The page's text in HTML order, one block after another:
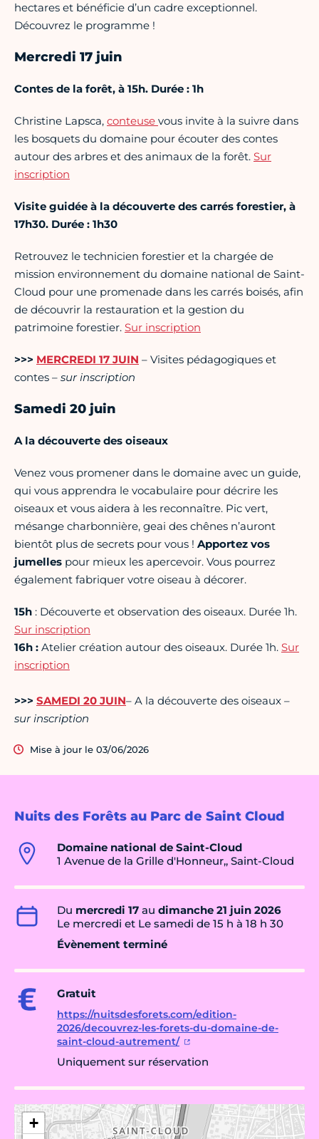
Nuits des Forêts au Parc de Saint Cloud
Domaine national de Saint-Cloud
1 Avenue de la Grille d'Honneur,, Saint-Cloud
Du mercredi 17 au dimanche 21 juin 2026
Le mercredi et Le samedi de 15 h à 18 h 30
Évènement terminé
Gratuit
https://nuitsdesforets.com/edition-
2026/decouvrez-les-forets-du-domaine-de-
saint-cloud-autrement/
Uniquement sur réservation
+
hectares et bénéficie d’un cadre exceptionnel.
Découvrez le programme !
Mercredi 17 juin
Contes de la forêt, à 15h. Durée : 1h
Christine Lapsca, conteuse vous invite à la suivre dans
les bosquets du domaine pour écouter des contes
autour des arbres et des animaux de la forêt. Sur
inscription
Visite guidée à la découverte des carrés forestier, à
17h30. Durée : 1h30
Retrouvez le technicien forestier et la chargée de
mission environnement du domaine national de Saint-
Cloud pour une promenade dans les carrés boisés, afin
de découvrir la restauration et la gestion du
patrimoine forestier. Sur inscription
>>> MERCREDI 17 JUIN – Visites pédagogiques et
contes – sur inscription
Samedi 20 juin
A la découverte des oiseaux
Venez vous promener dans le domaine avec un guide,
qui vous apprendra le vocabulaire pour décrire les
oiseaux et vous aidera à les reconnaître. Pic vert,
mésange charbonnière, geai des chênes n’auront
bientôt plus de secrets pour vous ! Apportez vos
jumelles pour mieux les apercevoir. Vous pourrez
également fabriquer votre oiseau à décorer.
15h : Découverte et observation des oiseaux. Durée 1h.
Sur inscription
16h : Atelier création autour des oiseaux. Durée 1h. Sur
inscription
>>> SAMEDI 20 JUIN– A la découverte des oiseaux –
sur inscription
Mise à jour le 03/06/2026